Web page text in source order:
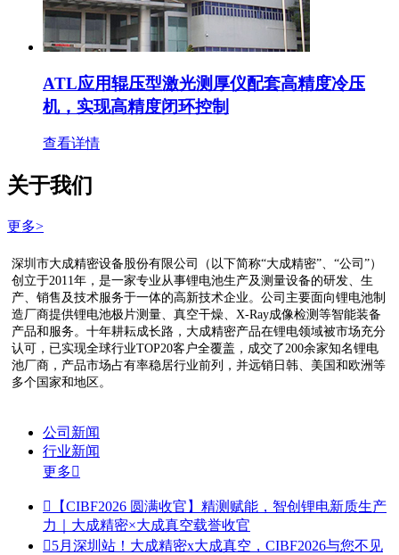
ATL应用辊压型激光测厚仪配套高精度冷压
机，实现高精度闭环控制
查看详情
关于我们
更多>
深圳市大成精密设备股份有限公司（以下简称“大成精密”、“公司”）
创立于2011年，是一家专业从事锂电池生产及测量设备的研发、生
产、销售及技术服务于一体的高新技术企业。公司主要面向锂电池制
造厂商提供锂电池极片测量、真空干燥、X-Ray成像检测等智能装备
产品和服务。十年耕耘成长路，大成精密产品在锂电领域被市场充分
认可，已实现全球行业TOP20客户全覆盖，成交了200余家知名锂电
池厂商，产品市场占有率稳居行业前列，并远销日韩、美国和欧洲等
多个国家和地区。
公司新闻
行业新闻
更多

【CIBF2026 圆满收官】精测赋能，智创锂电新质生产
力｜大成精密×大成真空载誉收官
5月深圳站！大成精密x大成真空，CIBF2026与您不见